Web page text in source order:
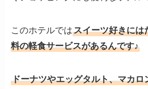
このホテルではスイーツ好きには
料の軽食サービスがあるんです♪
ドーナツやエッグタルト、マカロ